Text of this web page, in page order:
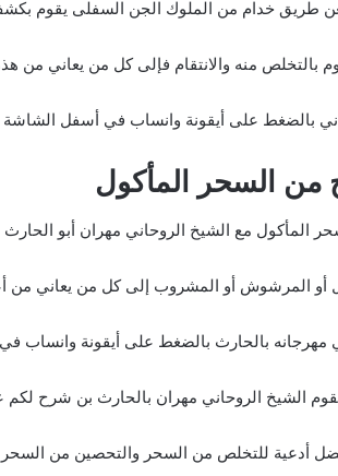
طريق خدام من الملوك الجن السفلى يقوم
بالتخلص منه والانتقام فإلى كل من يعاني من
بالضغط على أيقونة وانساب في أسفل الشاشة
من السحر المأكول
المأكول مع الشيخ الروحاني مهران أبو الحارث
أو المرشوش أو المشروب إلى كل من يعاني من
مهرجانه بالحارث بالضغط على أيقونة وانساب
الشيخ الروحاني مهران بالحارث بن شرح لكم
أدعية للتخلص من السحر والتحصين من السحر